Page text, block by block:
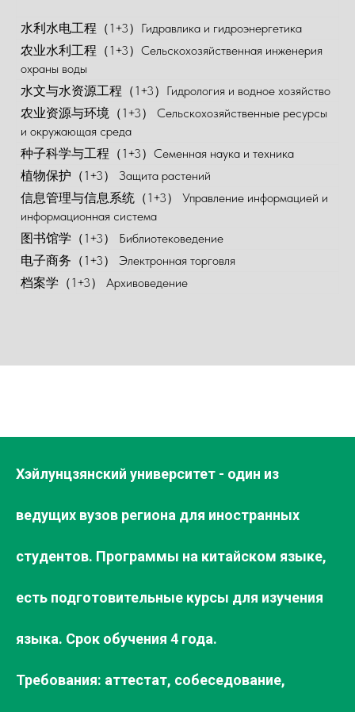
水利水电工程（1+3）Гидравлика и гидроэнергетика
农业水利工程（1+3）Сельскохозяйственная инженерия
охраны воды
水文与水资源工程（1+3）Гидрология и водное хозяйство
农业资源与环境（1+3） Сельскохозяйственные ресурсы
и окружающая среда
种子科学与工程（1+3）Семенная наука и техника
植物保护（1+3） Защита растений
信息管理与信息系统（1+3） Управление информацией и
информационная система
图书馆学（1+3） Библиотековедение
电子商务（1+3） Электронная торговля
档案学（1+3） Архивоведение
Хэйлунцзянский университет - один из
ведущих вузов региона для иностранных
студентов. Программы на китайском языке,
есть подготовительные курсы для изучения
языка. Срок обучения 4 года.
Требования: аттестат, собеседование,